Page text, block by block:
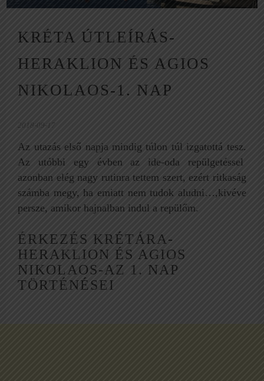
KRÉTA ÚTLEÍRÁS-
HERAKLION ÉS AGIOS
NIKOLAOS-1. NAP
2018-09-17
Az utazás első napja mindig túlon túl izgatottá tesz.
Az utóbbi egy évben az ide-oda repülgetéssel
azonban elég nagy rutinra tettem szert, ezért ritkaság
számba megy, ha emiatt nem tudok aludni…,kivéve
persze, amikor hajnalban indul a repülőm.
ÉRKEZÉS KRÉTÁRA-
HERAKLION ÉS AGIOS
NIKOLAOS-AZ 1. NAP
TÖRTÉNÉSEI